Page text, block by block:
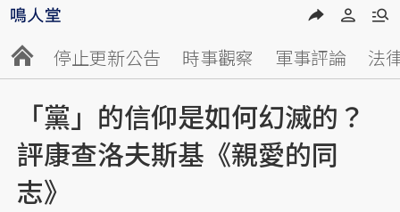
停止更新公告 時事觀察 軍事評論 法
「黨」的信仰是如何幻滅的？
評康查洛夫斯基《親愛的同
志》